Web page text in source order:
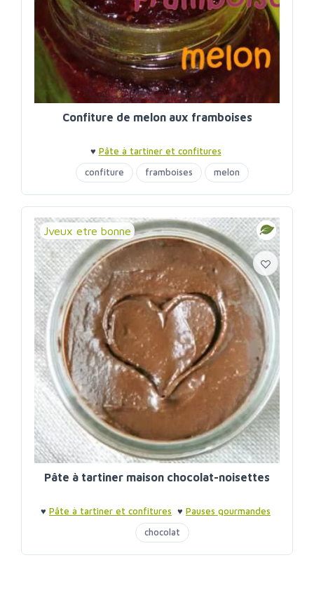
Confiture de melon aux framboises
♥ Pâte à tartiner et confitures
confiture
framboises melon
Jveux etre bonne
Pâte à tartiner maison chocolat-noisettes
♥ Pâte à tartiner et confitures ♥ Pauses gourmandes
chocolat